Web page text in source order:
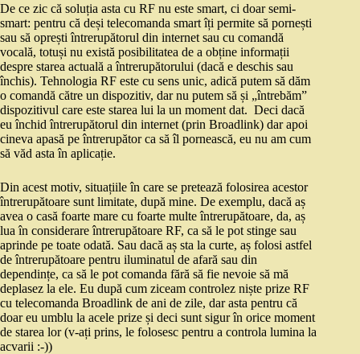
De ce zic că soluția asta cu RF nu este smart, ci doar semi-
smart: pentru că deși telecomanda smart îți permite să pornești
sau să oprești întrerupătorul din internet sau cu comandă
vocală, totuși nu există posibilitatea de a obține informații
despre starea actuală a întrerupătorului (dacă e deschis sau
închis). Tehnologia RF este cu sens unic, adică putem să dăm
o comandă către un dispozitiv, dar nu putem să și „întrebăm”
dispozitivul care este starea lui la un moment dat. Deci dacă
eu închid întrerupătorul din internet (prin Broadlink) dar apoi
cineva apasă pe întrerupător ca să îl pornească, eu nu am cum
să văd asta în aplicație.
Din acest motiv, situațiile în care se pretează folosirea acestor
întrerupătoare sunt limitate, după mine. De exemplu, dacă aș
avea o casă foarte mare cu foarte multe întrerupătoare, da, aș
lua în considerare întrerupătoare RF, ca să le pot stinge sau
aprinde pe toate odată. Sau dacă aș sta la curte, aș folosi astfel
de întrerupătoare pentru iluminatul de afară sau din
dependințe, ca să le pot comanda fără să fie nevoie să mă
deplasez la ele. Eu după cum ziceam controlez niște prize RF
cu telecomanda Broadlink de ani de zile, dar asta pentru că
doar eu umblu la acele prize și deci sunt sigur în orice moment
de starea lor (v-ați prins, le folosesc pentru a controla lumina la
acvarii :-))